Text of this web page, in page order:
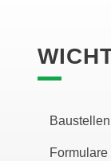
Baustellen
Formulare